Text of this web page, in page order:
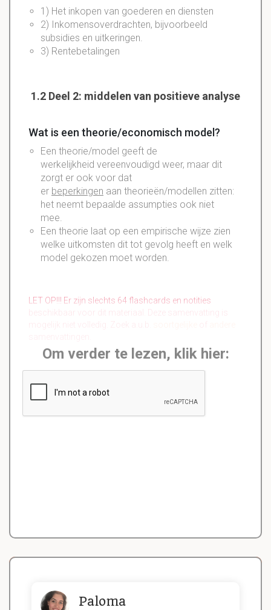
1) Het inkopen van goederen en diensten
2) Inkomensoverdrachten, bijvoorbeeld
subsidies en uitkeringen.
3) Rentebetalingen
1.2 Deel 2: middelen van positieve analyse
Wat is een theorie/economisch model?
Een theorie/model geeft de
werkelijkheid vereenvoudigd weer, maar dit
zorgt er ook voor dat
er beperkingen aan theorieën/modellen zitten:
het neemt bepaalde assumpties ook niet
mee.
Een theorie laat op een empirische wijze zien
welke uitkomsten dit tot gevolg heeft en welk
model gekozen moet worden.
LET OP!!! Er zijn slechts 64 flashcards en notities
beschikbaar voor dit materiaal. Deze samenvatting is
Om verder te lezen, klik hier:
Paloma